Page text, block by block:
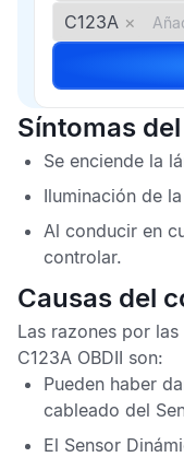
C123A ×
Síntomas
Se enciende la
Iluminación de
Al conducir en
controlar.
Causas del
Las razones por
C123A OBDII son:
Pueden haber
cableado del
El Sensor